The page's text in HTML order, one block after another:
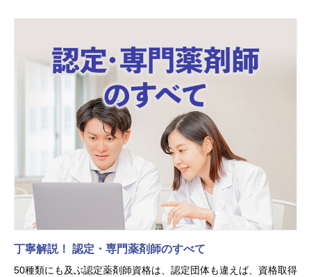
丁寧解説！ 認定・専門薬剤師のすべて
50種類にも及ぶ認定薬剤師資格は、認定団体も違えば、資格取得